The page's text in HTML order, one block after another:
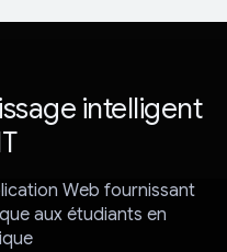
intelligent
Web fournissant
aux étudiants en